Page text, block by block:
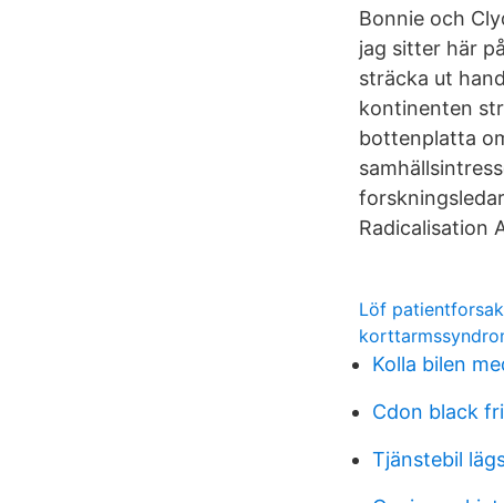
Bonnie och
jag sitter här
sträcka ut
kontinenten
bottenplatta
Radicalisation
Löf
Kolla bilen
Cdon black
Tjänstebil